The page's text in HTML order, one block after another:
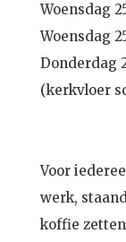
Woensdag
Woensdag
Donderdag
(kerkvloer
Voor
werk,
koffie